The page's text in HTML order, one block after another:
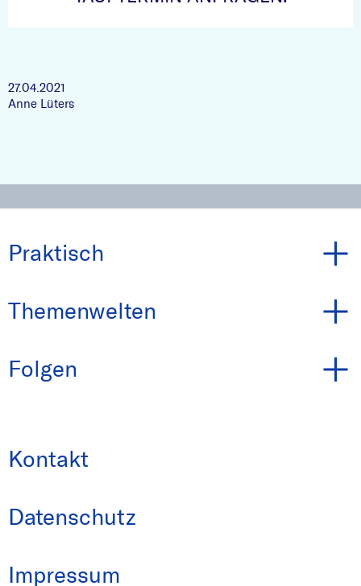
27.04.2021
Anne Lüters
Praktisch
Themenwelten
Folgen
Kontakt
Datenschutz
Impressum